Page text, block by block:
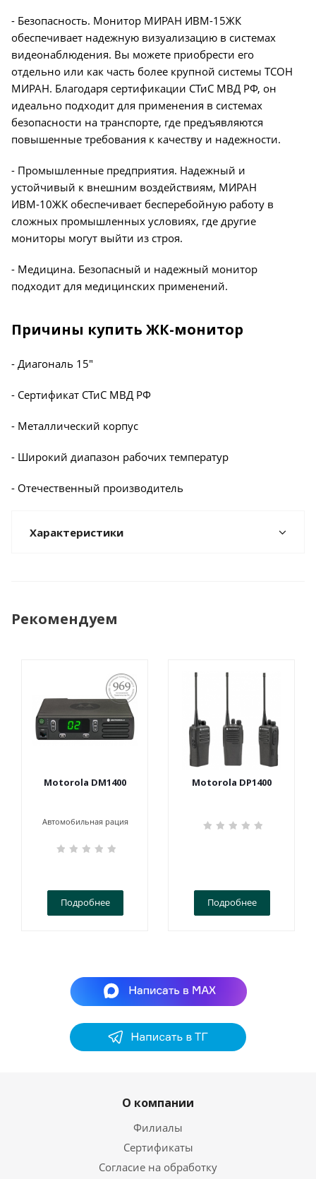
- Безопасность. Монитор МИРАН ИВМ-15ЖК
обеспечивает надежную визуализацию в системах
видеонаблюдения. Вы можете приобрести его
отдельно или как часть более крупной системы ТСОН
МИРАН. Благодаря сертификации СТиС МВД РФ, он
идеально подходит для применения в системах
безопасности на транспорте, где предъявляются
повышенные требования к качеству и надежности.
- Промышленные предприятия. Надежный и
устойчивый к внешним воздействиям, МИРАН
ИВМ-10ЖК обеспечивает бесперебойную работу в
сложных промышленных условиях, где другие
мониторы могут выйти из строя.
- Медицина. Безопасный и надежный монитор
подходит для медицинских применений.
Причины купить ЖК-монитор
- Диагональ 15"
- Сертификат СТиС МВД РФ
- Металлический корпус
- Широкий диапазон рабочих температур
- Отечественный производитель
Характеристики
Рекомендуем
ПОСТАНОВЛЕНИЕ
969
Motorola DM1400
Автомобильная рация
Подробнее
Motorola DP1400
Подробнее
О компании
Филиалы
Сертификаты
Согласие на обработку